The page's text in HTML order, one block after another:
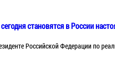
становятся в России
Российской Федерации по